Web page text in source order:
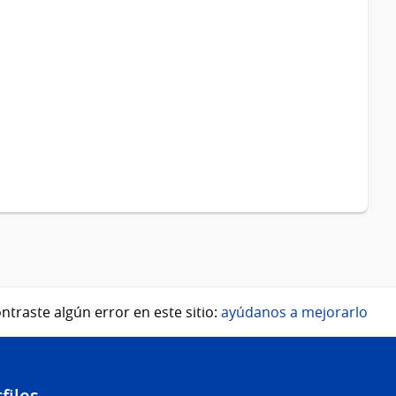
algún error en este sitio: ayúdanos a mejorarlo